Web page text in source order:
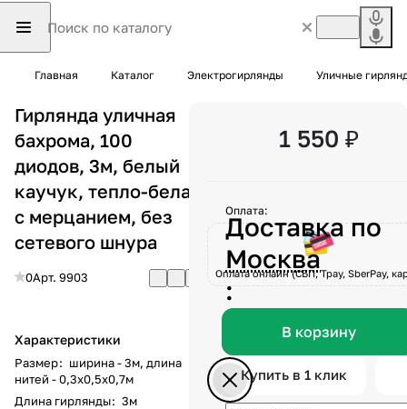
Главная Каталог Электрогирлянды Уличные
Гирлянда уличная
бахрома, 100
диодов, 3м, белый
каучук, тепло-белая
с мерцанием, без
сетевого шнура
0Арт. 9903
Характеристики
Размер: ширина - 3м, длина
нитей - 0,3x0,5x0,7м
Длина гирлянды: 3м
1 550 ₽
Доставка по
Москва
:
Оплата:
Оплата онлайн (СБП, Tpay, SberPay,
В корзину
Купить в 1 клик